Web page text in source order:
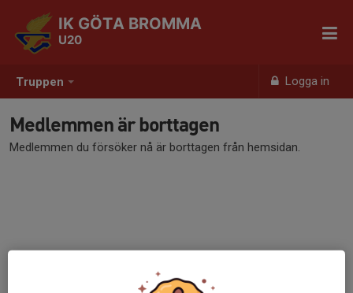
Truppen Logga in
IK GÖTA BROMMA
U20
Medlemmen är borttagen
Medlemmen du försöker nå är borttagen från hemsidan.